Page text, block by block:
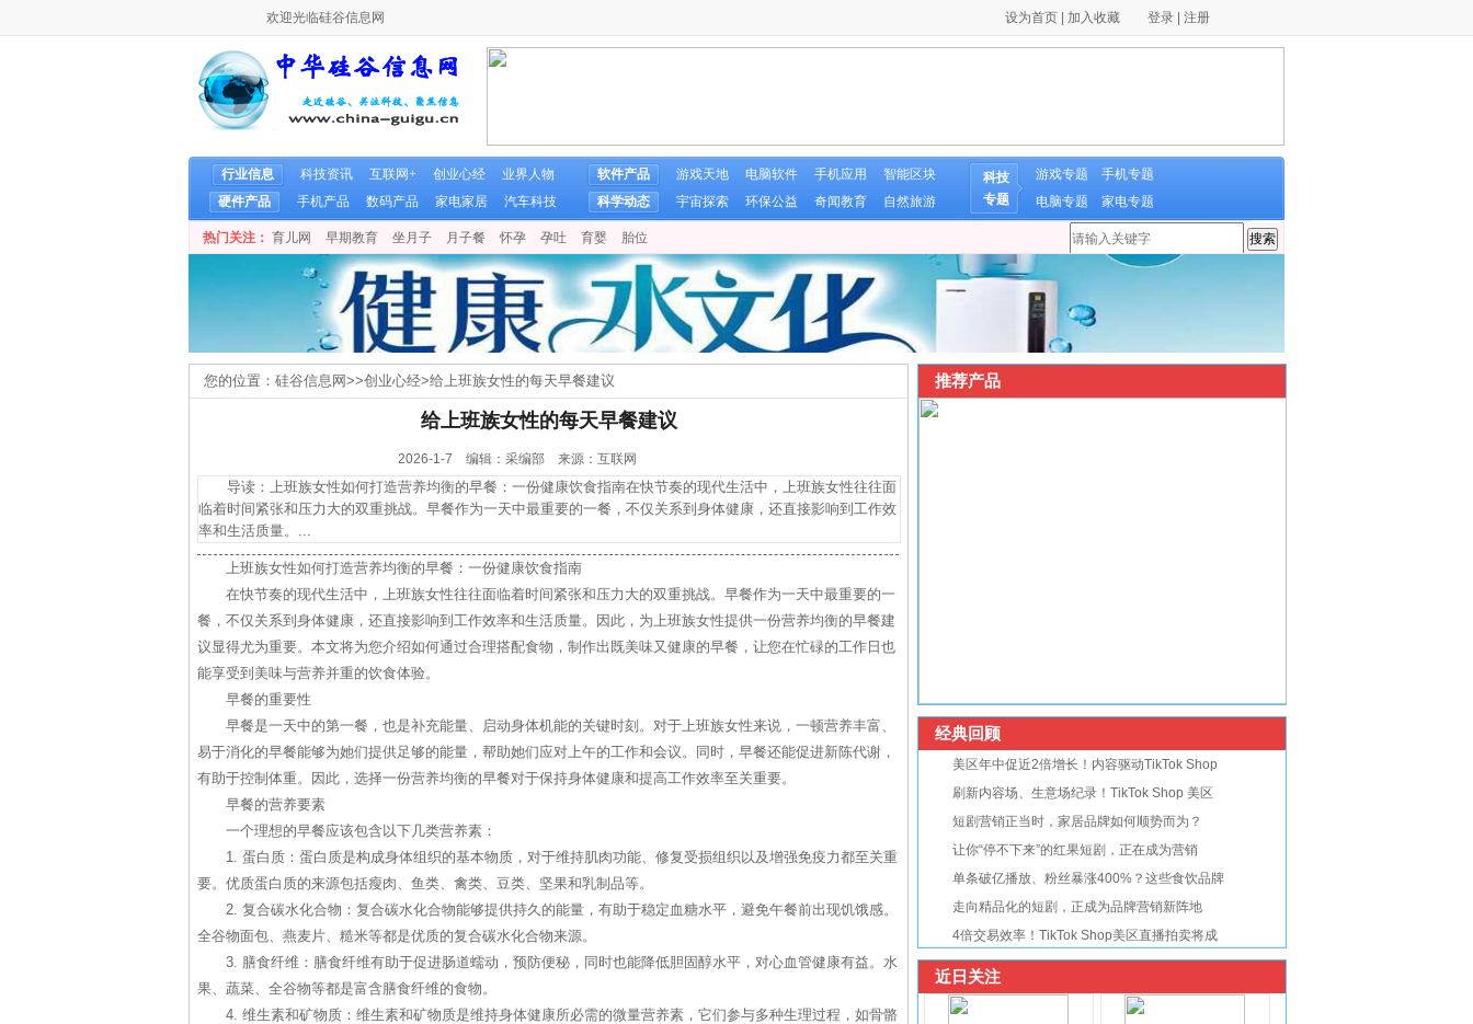
欢迎光临硅谷信息网 设为首页 加入收藏 登录 注册
行业信息 科技资讯 互联网+ 创业心经
业界人物
硬件产品
手机产品 数码产品 家电家居 汽车科技
软件产品 游戏天地 电脑软件 手机应用
智能区块
科学动态
宇宙探索 环保公益 奇闻教育 自然旅游
科技
专题
游戏专题
手机专题
电脑专题
家电专题
热门关注： 育儿网 早期教育 坐月子 月子餐 怀孕 孕吐 育婴 胎位
您的位置： 硅谷信息网>>创业心经>给上班族女性的每天早餐建议
给上班族女性的每天早餐建议
2026-1-7 编辑：采编部 来源：互联网
导读：上班族女性如何打造营养均衡的早餐：一份健康饮食指南在快节奏的现代生活中，上班族女性往往面
临着时间紧张和压力大的双重挑战。早餐作为一天中最重要的一餐，不仅关系到身体健康，还直接影响到工作效
率和生活质量。...
上班族女性如何打造营养均衡的早餐：一份健康饮食指南
在快节奏的现代生活中，上班族女性往往面临着时间紧张和压力大的双重挑战。早餐作为一天中最重要的一
餐，不仅关系到身体健康，还直接影响到工作效率和生活质量。因此，为上班族女性提供一份营养均衡的早餐建
议显得尤为重要。本文将为您介绍如何通过合理搭配食物，制作出既美味又健康的早餐，让您在忙碌的工作日也
能享受到美味与营养并重的饮食体验。
早餐的重要性
早餐是一天中的第一餐，也是补充能量、启动身体机能的关键时刻。对于上班族女性来说，一顿营养丰富、
易于消化的早餐能够为她们提供足够的能量，帮助她们应对上午的工作和会议。同时，早餐还能促进新陈代谢，
有助于控制体重。因此，选择一份营养均衡的早餐对于保持身体健康和提高工作效率至关重要。
早餐的营养要素
一个理想的早餐应该包含以下几类营养素：
1. 蛋白质：蛋白质是构成身体组织的基本物质，对于维持肌肉功能、修复受损组织以及增强免疫力都至关重
要。优质蛋白质的来源包括瘦肉、鱼类、禽类、豆类、坚果和乳制品等。
2. 复合碳水化合物：复合碳水化合物能够提供持久的能量，有助于稳定血糖水平，避免午餐前出现饥饿感。
全谷物面包、燕麦片、糙米等都是优质的复合碳水化合物来源。
3. 膳食纤维：膳食纤维有助于促进肠道蠕动，预防便秘，同时也能降低胆固醇水平，对心血管健康有益。水
果、蔬菜、全谷物等都是富含膳食纤维的食物。
4. 维生素和矿物质：维生素和矿物质是维持身体健康所必需的微量营养素，它们参与多种生理过程，如骨骼
推荐产品
经典回顾
美区年中促近2倍增长！内容驱动TikTok Shop
刷新内容场、生意场纪录！TikTok Shop 美区
短剧营销正当时，家居品牌如何顺势而为？
让你“停不下来”的红果短剧，正在成为营销
单条破亿播放、粉丝暴涨400%？这些食饮品牌
走向精品化的短剧，正成为品牌营销新阵地
4倍交易效率！TikTok Shop美区直播拍卖将成
近日关注